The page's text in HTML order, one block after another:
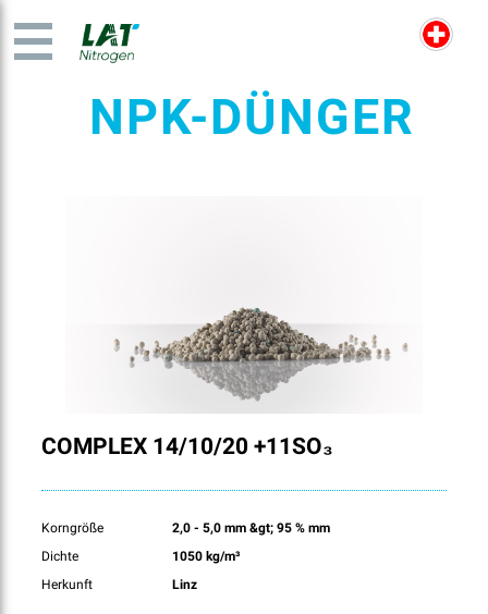
NPK-DÜNGER
COMPLEX 14/10/20 +11SO₃
Korngröße
2,0 - 5,0 mm &gt; 95 % mm
Dichte
1050 kg/m³
Herkunft
Linz